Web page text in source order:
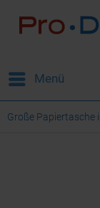
Menü
Große Papiertasche